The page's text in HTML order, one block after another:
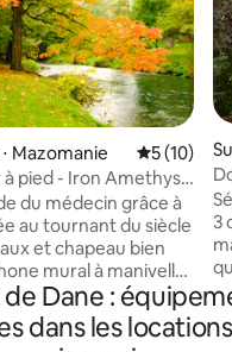
Mazomanie Évaluation
5 (10)
pied - Iron Amethyst
du médecin grâce à
au tournant du siècle
et chapeau bien
mural à manivelle
à un retour
sous
chambre avec un lit
3
Dane :
dans les